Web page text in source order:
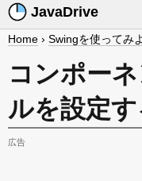
JavaDrive
Home › Swingを使ってみ
コンポー
ルを設定す
広告